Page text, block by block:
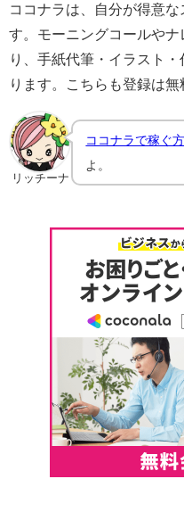
ココナラは、自分が得意
す。モーニングコールや
り、手紙代筆・イラスト
ります。こちらも登録は無
リッチーナ
ココナラで稼ぐ
よ。